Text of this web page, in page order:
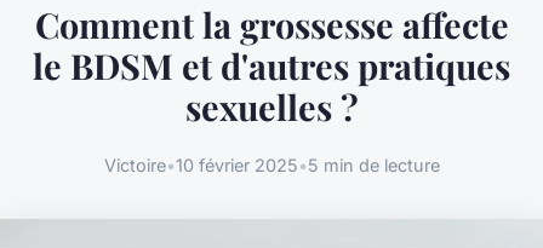
Comment la grossesse affecte
le BDSM et d'autres pratiques
sexuelles ?
Victoire•10 février 2025•5 min de lecture